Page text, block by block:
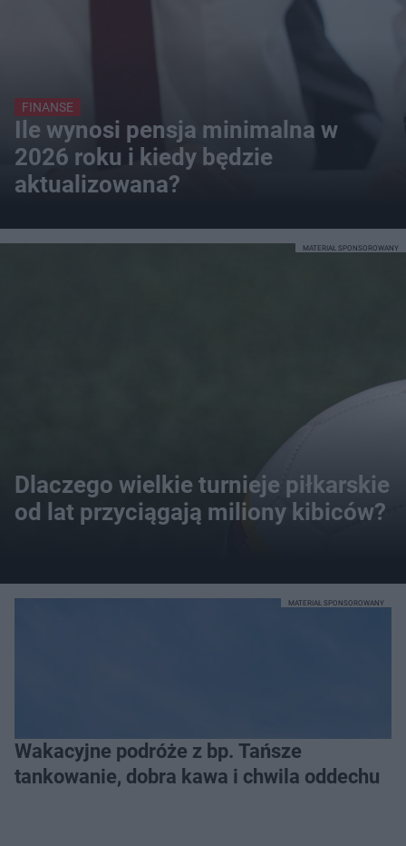
FINANSE
Ile wynosi pensja minimalna w
2026 roku i kiedy będzie
aktualizowana?
Dlaczego wielkie turnieje piłkarskie
od lat przyciągają miliony kibiców?
MATERIAŁ SPONSOROWANY
Wakacyjne podróże z bp. Tańsze
tankowanie, dobra kawa i chwila oddechu
MATERIAŁ SPONSOROWANY